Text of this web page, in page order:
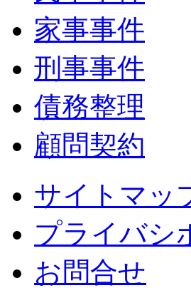
家事事件
刑事事件
債務整理
顧問契約
サイトマッ
プライバシ
お問合せ